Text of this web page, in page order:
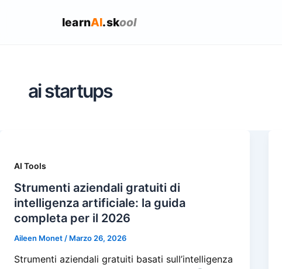
learnAI.skool
ai startups
AI Tools
Strumenti aziendali gratuiti di
intelligenza artificiale: la guida
completa per il 2026
Aileen Monet / Marzo 26, 2026
Strumenti aziendali gratuiti basati sull’intelligenza